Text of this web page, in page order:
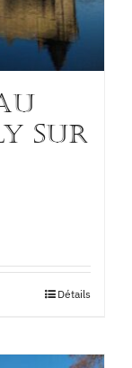
sur
Détails